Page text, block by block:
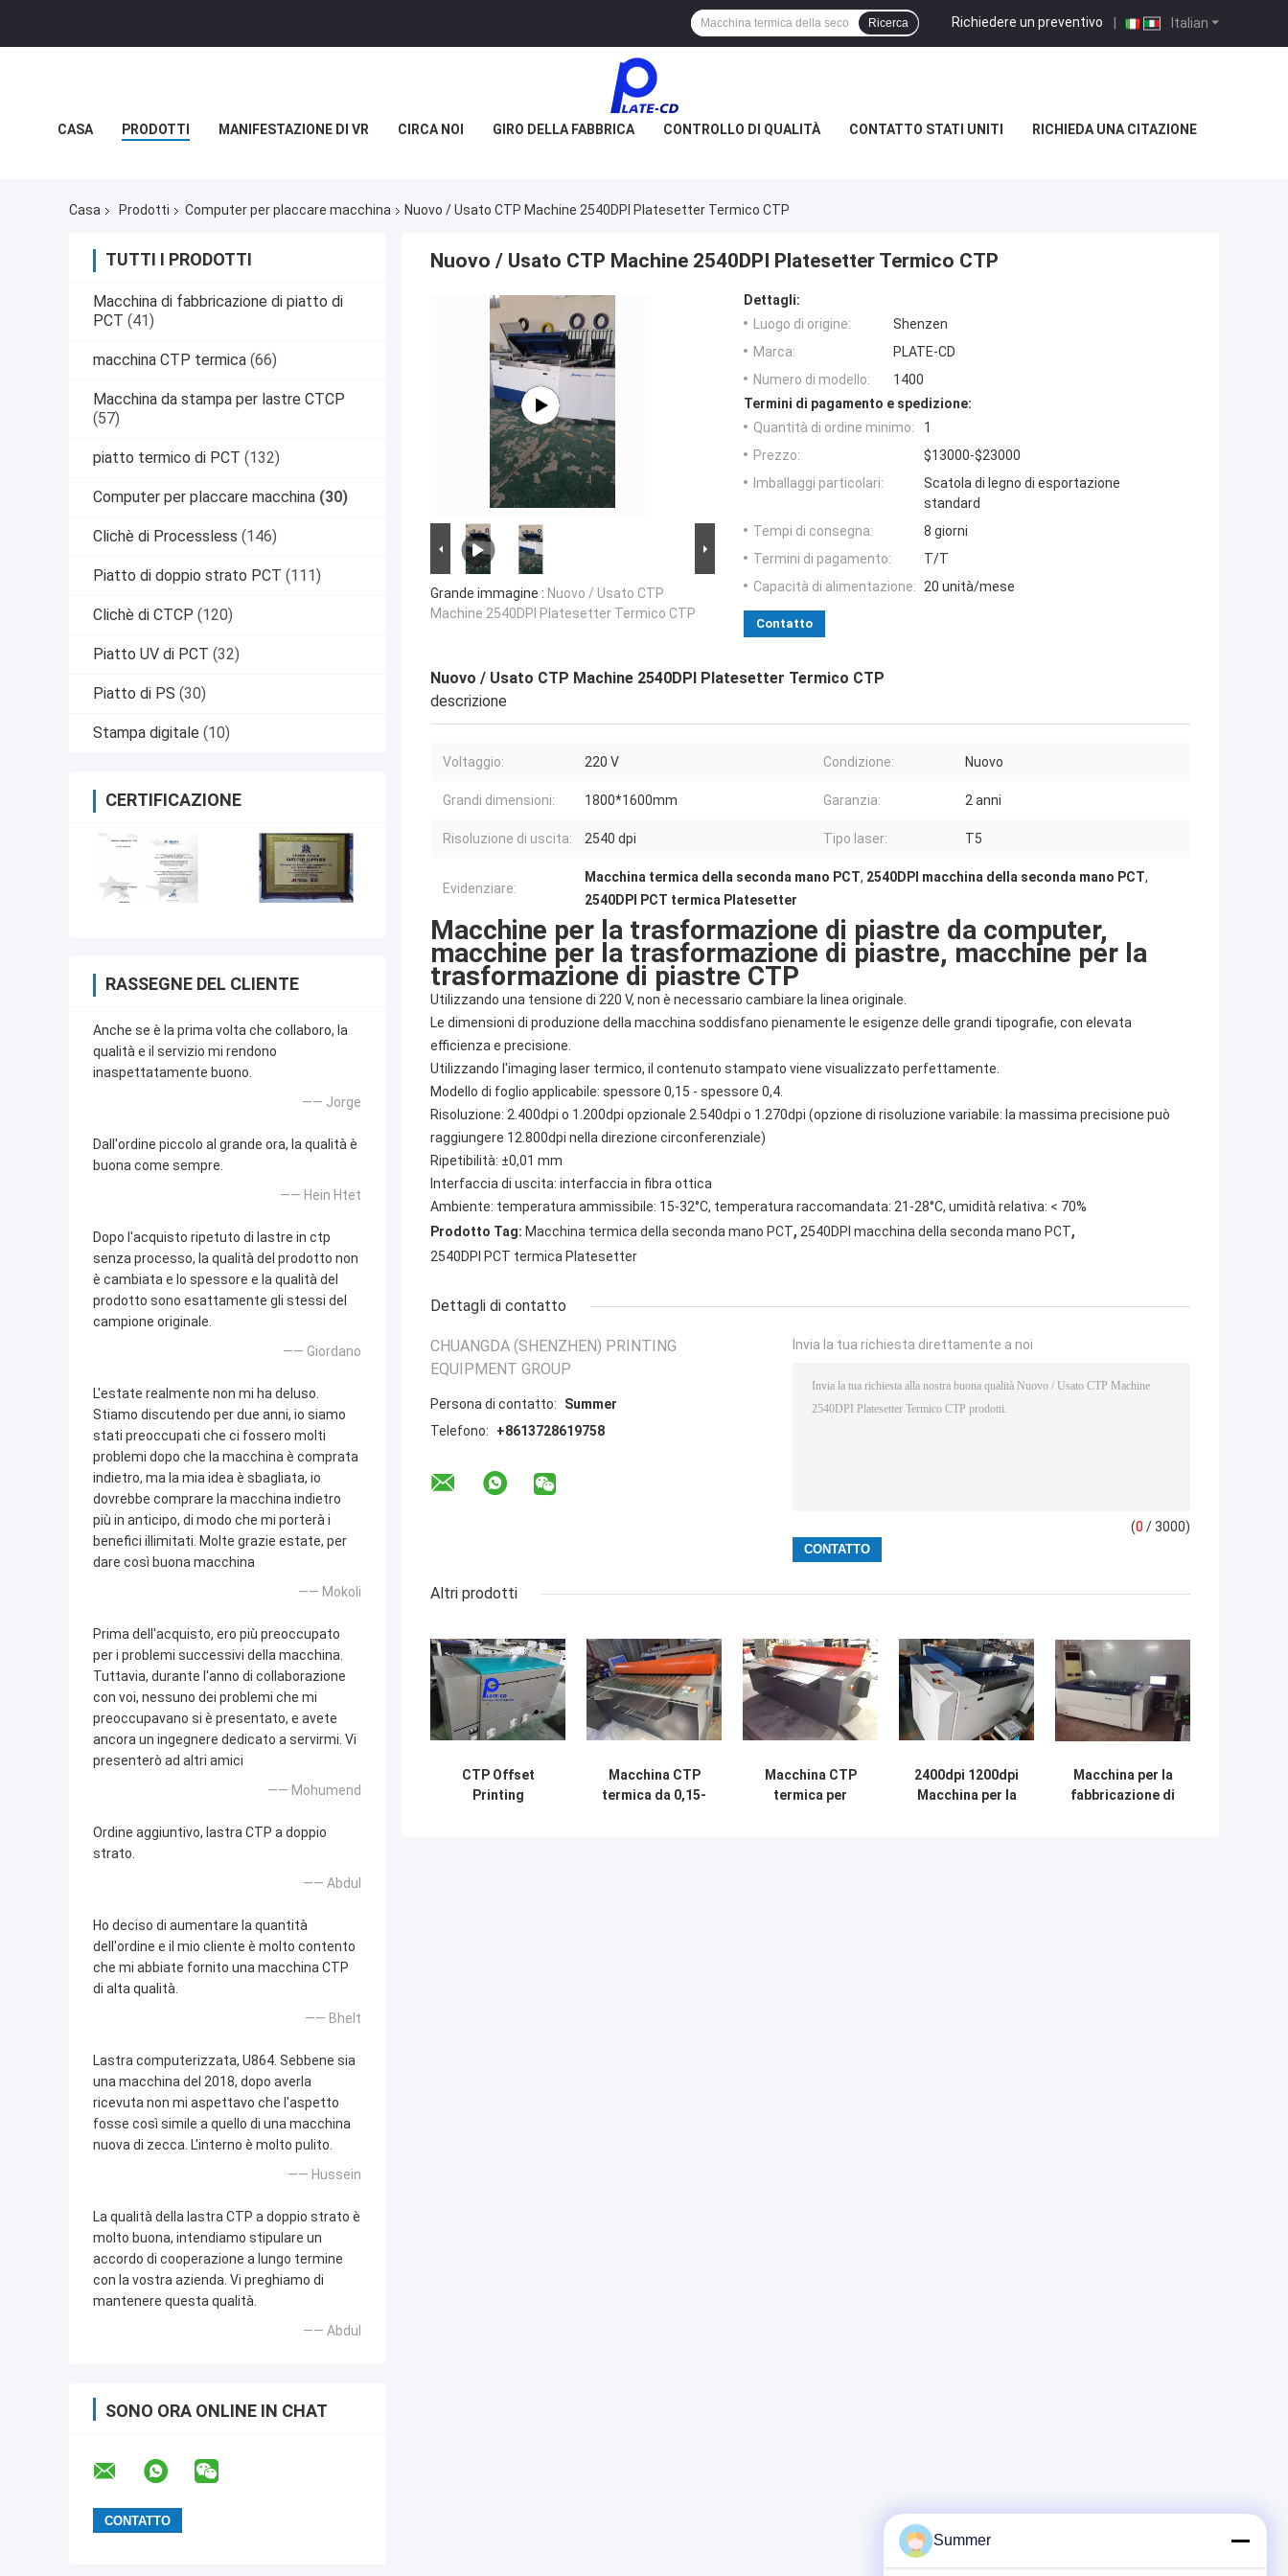
Italian
Richiedere un preventivo |
Ricerca
CASA PRODOTTI MANIFESTAZIONE DI VR CIRCA NOI GIRO DELLA FABBRICA CONTROLLO DI QUALITÀ CONTATTO STATI UNITI RICHIEDA UNA CITAZIONE
Casa Prodotti Computer per placcare macchina Nuovo / Usato CTP Machine 2540DPI Platesetter Termico CTP
TUTTI I PRODOTTI
Macchina di fabbricazione di piatto di
PCT (41)
macchina CTP termica (66)
Macchina da stampa per lastre CTCP
(57)
piatto termico di PCT (132)
Computer per placcare macchina (30)
Clichè di Processless (146)
Piatto di doppio strato PCT (111)
Clichè di CTCP (120)
Piatto UV di PCT (32)
Piatto di PS (30)
Stampa digitale (10)
CERTIFICAZIONE
RASSEGNE DEL CLIENTE
Anche se è la prima volta che collaboro, la
qualità e il servizio mi rendono
inaspettatamente buono.
—— Jorge
Dall'ordine piccolo al grande ora, la qualità è
buona come sempre.
—— Hein Htet
Dopo l'acquisto ripetuto di lastre in ctp
senza processo, la qualità del prodotto non
è cambiata e lo spessore e la qualità del
prodotto sono esattamente gli stessi del
campione originale.
—— Giordano
L'estate realmente non mi ha deluso.
Stiamo discutendo per due anni, io siamo
stati preoccupati che ci fossero molti
problemi dopo che la macchina è comprata
indietro, ma la mia idea è sbagliata, io
dovrebbe comprare la macchina indietro
più in anticipo, di modo che mi porterà i
benefici illimitati. Molte grazie estate, per
dare così buona macchina
—— Mokoli
Prima dell'acquisto, ero più preoccupato
per i problemi successivi della macchina.
Tuttavia, durante l'anno di collaborazione
con voi, nessuno dei problemi che mi
preoccupavano si è presentato, e avete
ancora un ingegnere dedicato a servirmi. Vi
presenterò ad altri amici
—— Mohumend
Ordine aggiuntivo, lastra CTP a doppio
strato.
—— Abdul
Ho deciso di aumentare la quantità
dell'ordine e il mio cliente è molto contento
che mi abbiate fornito una macchina CTP
di alta qualità.
—— Bhelt
Lastra computerizzata, U864. Sebbene sia
una macchina del 2018, dopo averla
ricevuta non mi aspettavo che l'aspetto
fosse così simile a quello di una macchina
nuova di zecca. L'interno è molto pulito.
—— Hussein
La qualità della lastra CTP a doppio strato è
molto buona, intendiamo stipulare un
accordo di cooperazione a lungo termine
con la vostra azienda. Vi preghiamo di
mantenere questa qualità.
—— Abdul
SONO ORA ONLINE IN CHAT
Nuovo / Usato CTP Machine 2540DPI Platesetter Termico CTP
Grande immagine : Nuovo / Usato CTP
Machine 2540DPI Platesetter Termico CTP
Dettagli:
Luogo di origine:
Shenzen
Marca:
PLATE-CD
Numero di modello:
1400
Termini di pagamento e spedizione:
Quantità di ordine minimo:
1
Prezzo:
$13000-$23000
Imballaggi particolari:
Scatola di legno di esportazione
standard
Tempi di consegna:
8 giorni
Termini di pagamento:
T/T
Capacità di alimentazione: 20 unità/mese
Contatto
Nuovo / Usato CTP Machine 2540DPI Platesetter Termico CTP
descrizione
Voltaggio: 220 V Condizione: Nuovo
Grandi dimensioni: 1800*1600mm Garanzia: 2 anni
Risoluzione di uscita: 2540 dpi Tipo laser: T5
Evidenziare:
Macchina termica della seconda mano PCT, 2540DPI macchina della seconda mano PCT,
2540DPI PCT termica Platesetter
Macchine per la trasformazione di piastre da computer,
macchine per la trasformazione di piastre, macchine per la
trasformazione di piastre CTP
Utilizzando una tensione di 220 V, non è necessario cambiare la linea originale.
Le dimensioni di produzione della macchina soddisfano pienamente le esigenze delle grandi tipografie, con elevata
efficienza e precisione.
Utilizzando l'imaging laser termico, il contenuto stampato viene visualizzato perfettamente.
Modello di foglio applicabile: spessore 0,15 - spessore 0,4.
Risoluzione: 2.400dpi o 1.200dpi opzionale 2.540dpi o 1.270dpi (opzione di risoluzione variabile: la massima precisione può
raggiungere 12.800dpi nella direzione circonferenziale)
Ripetibilità: ±0,01 mm
Interfaccia di uscita: interfaccia in fibra ottica
Ambiente: temperatura ammissibile: 15-32°C, temperatura raccomandata: 21-28°C, umidità relativa: < 70%
Prodotto Tag: Macchina termica della seconda mano PCT, 2540DPI macchina della seconda mano PCT,
2540DPI PCT termica Platesetter
Dettagli di contatto
CHUANGDA (SHENZHEN) PRINTING
EQUIPMENT GROUP
Persona di contatto:
Summer
Telefono:
+8613728619758
Invia la tua richiesta direttamente a noi
(0 / 3000)
Altri prodotti
CTP Offset
Printing
Macchina CTP
termica da 0,15-
Macchina CTP
termica per
2400dpi 1200dpi
Macchina per la
Macchina per la
fabbricazione di
Summer